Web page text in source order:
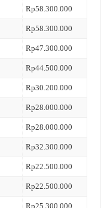
Rp58.300.000
Rp58.300.000
Rp47.300.000
Rp44.500.000
Rp30.200.000
Rp28.000.000
Rp28.000.000
Rp32.300.000
Rp22.500.000
Rp22.500.000
Rp25.300.000